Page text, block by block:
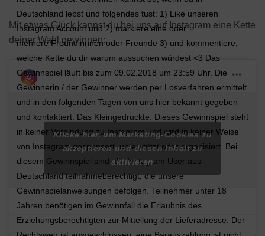
Mit etwas Glück kannst du bei uns auf Instagram eine Kette
deiner Wahl gewinnen:
Deutschland lebst und folgendes tust: 1) Like unseren
Instagram Account und 2) markiere eine oder
mehrere Freundinnnen oder Freunde 3) und kommentiere,
welche Kette du dir warum aussuchen würdest <3 Das
Gewinnspiel läuft bis zum 09.02.2018 um 23:59 Uhr. Die
Gewinnerin / der Gewinner werden per Losverfahren ermittelt
und in den folgenden Tagen von uns hier bekannt gegeben
und kontaktiert. Das Kleingedruckte: Dieses Gewinnspiel steht
in keiner Verbindung zu Instagram und wird in keiner Weise
von Instagram gesponsert, unterstützt oder organisiert. Bei
diesem Gewinnspiel sind alle Instagram User aus
Deutschland teilnahmeberechtigt, die unsere
Gewinnspielanweisungen befolgen. Teilnehmer unter 18
Jahren benötigen im Gewinnfall die Erlaubnis des
Erziehungsberechtigten zur Mitteilung der Lieferadresse. Der
Klicke hier, um Marketing-Cookies zu
akzeptieren und diesen Inhalt zu
aktivieren